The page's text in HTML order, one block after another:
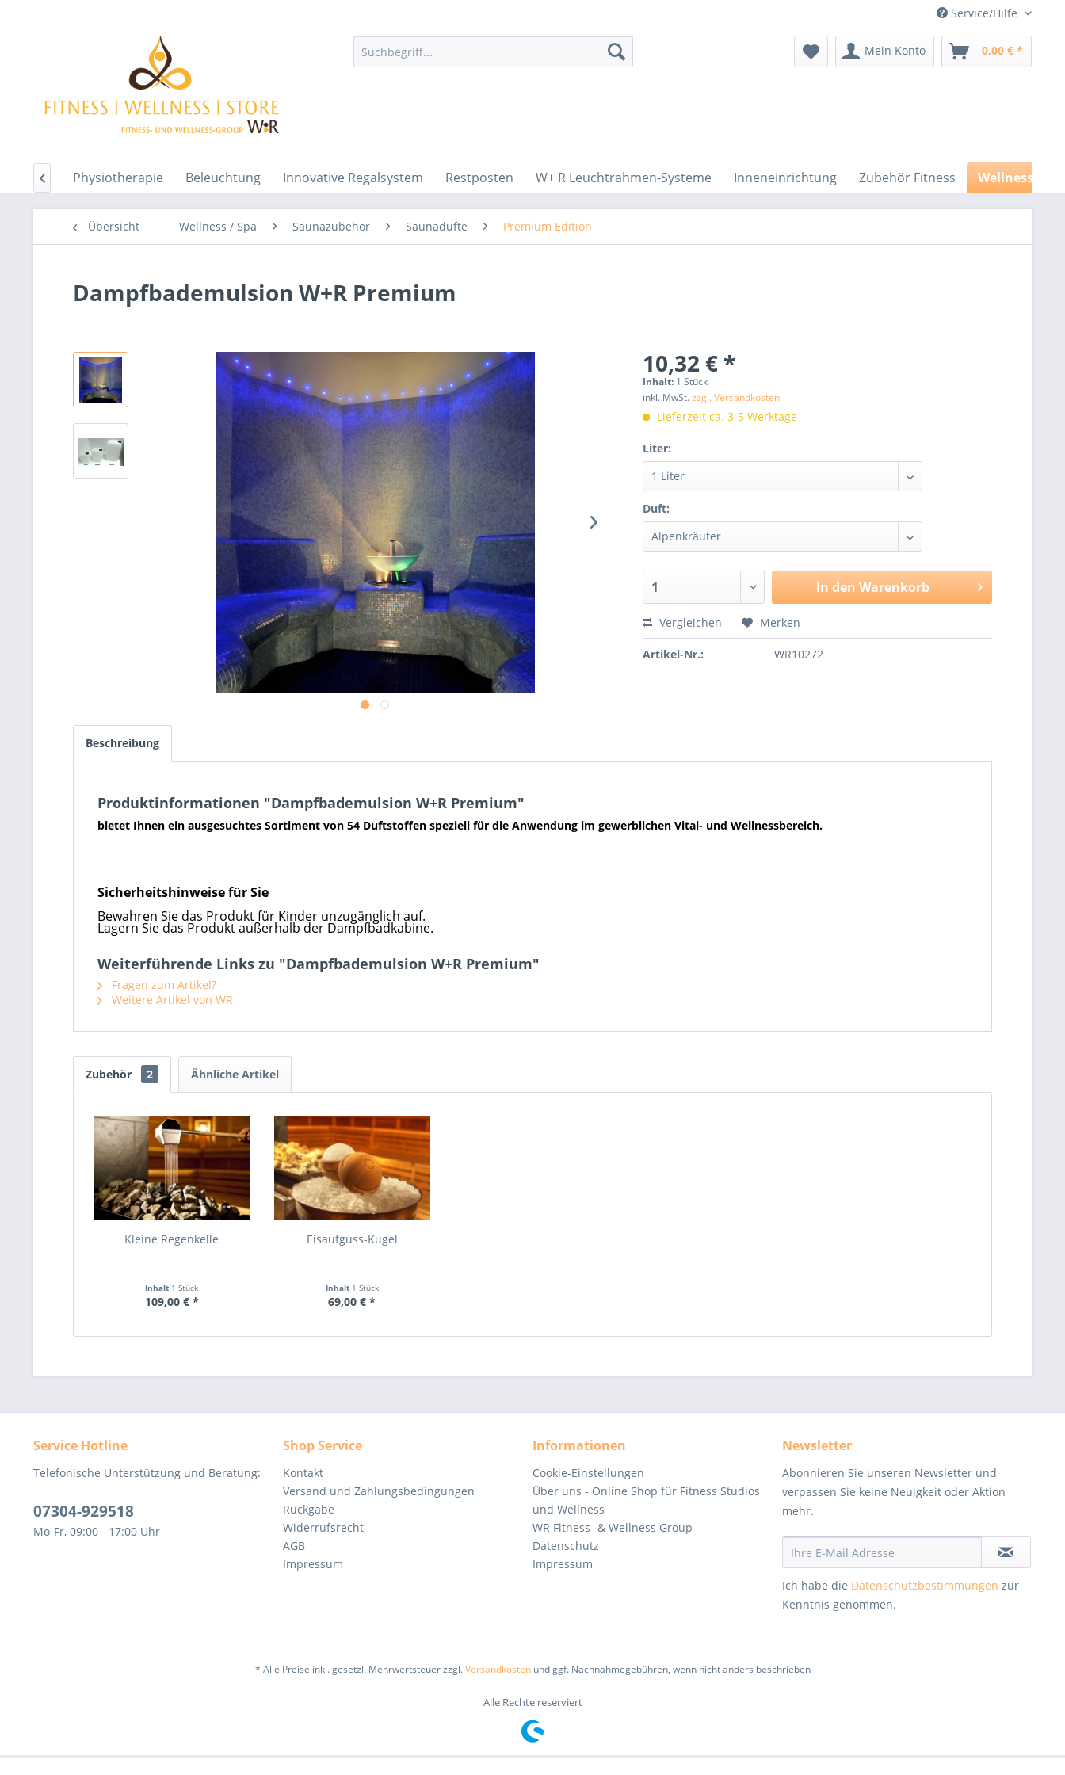
Service/Hilfe
Mein Konto 0,00 € *
Textilien Physiotherapie Beleuchtung Innovative Regalsystem Restposten W+ R Leuchtrahmen-Systeme Inneneinrichtung Zubehör Fitness Wellness /

Übersicht Wellness / Spa Saunazubehör Saunadüfte Premium Edition
Dampfbademulsion W+R Premium
10,32 € *
Inhalt: 1 Stück
inkl. MwSt.zzgl. Versandkosten
Lieferzeit ca. 3-5 Werktage
Liter:
Duft:
In den Warenkorb
Vergleichen Merken
Artikel-Nr.: WR10272
Beschreibung
Produktinformationen "Dampfbademulsion W+R Premium"
bietet Ihnen ein ausgesuchtes Sortiment von 54 Duftstoffen speziell für die Anwendung im gewerblichen Vital- und Wellnessbereich.
Sicherheitshinweise für Sie
Bewahren Sie das Produkt für Kinder unzugänglich auf.
Lagern Sie das Produkt außerhalb der Dampfbadkabine.
Weiterführende Links zu "Dampfbademulsion W+R Premium"
Fragen zum Artikel?
Weitere Artikel von WR
Zubehör 2 Ähnliche Artikel
Kleine Regenkelle
Inhalt 1 Stück
109,00 € *
Eisaufguss-Kugel
Inhalt 1 Stück
69,00 € *
Service Hotline
Telefonische Unterstützung und Beratung:
07304-929518
Mo-Fr, 09:00 - 17:00 Uhr
Shop Service
Kontakt
Versand und Zahlungsbedingungen
Rückgabe
Widerrufsrecht
AGB
Impressum
Informationen
Cookie-Einstellungen
Über uns - Online Shop für Fitness Studios
und Wellness
WR Fitness- & Wellness Group
Datenschutz
Impressum
Newsletter
Abonnieren Sie unseren Newsletter und
verpassen Sie keine Neuigkeit oder Aktion
mehr.
Ich habe die Datenschutzbestimmungen zur
Kenntnis genommen.
* Alle Preise inkl. gesetzl. Mehrwertsteuer zzgl.Versandkostenund ggf. Nachnahmegebühren, wenn nicht anders beschrieben
Alle Rechte reserviert